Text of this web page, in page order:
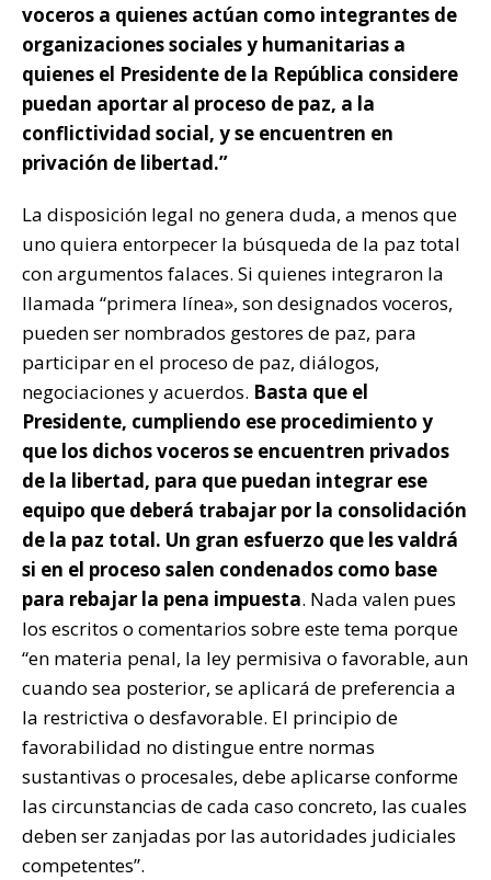
voceros a quienes actúan como integrantes de
organizaciones sociales y humanitarias a
quienes el Presidente de la República considere
puedan aportar al proceso de paz, a la
conflictividad social, y se encuentren en
privación de libertad.”
La disposición legal no genera duda, a menos que
uno quiera entorpecer la búsqueda de la paz total
con argumentos falaces. Si quienes integraron la
llamada “primera línea», son designados voceros,
pueden ser nombrados gestores de paz, para
participar en el proceso de paz, diálogos,
negociaciones y acuerdos. Basta que el
Presidente, cumpliendo ese procedimiento y
que los dichos voceros se encuentren privados
de la libertad, para que puedan integrar ese
equipo que deberá trabajar por la consolidación
de la paz total. Un gran esfuerzo que les valdrá
si en el proceso salen condenados como base
para rebajar la pena impuesta. Nada valen pues
los escritos o comentarios sobre este tema porque
“en materia penal, la ley permisiva o favorable, aun
cuando sea posterior, se aplicará de preferencia a
la restrictiva o desfavorable. El principio de
favorabilidad no distingue entre normas
sustantivas o procesales, debe aplicarse conforme
las circunstancias de cada caso concreto, las cuales
deben ser zanjadas por las autoridades judiciales
competentes”.